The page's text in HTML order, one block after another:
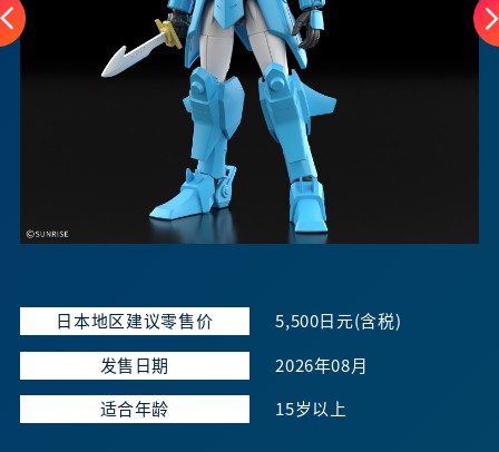
日本地区建议零售价 5,500日元(含税)
发售日期 2026年08月
适合年龄 15岁以上